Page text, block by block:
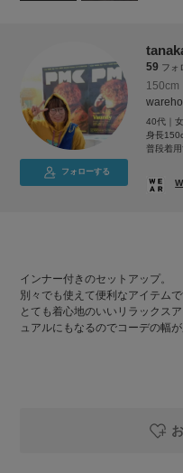
フォローする
59 フォ
150cm
40代｜
身長
普段着用
インナー付きのセットアップ。
別々でも使えて便利なアイテムで
とても着心地のいいリラックス
ュアルにもなるのでコーデの幅